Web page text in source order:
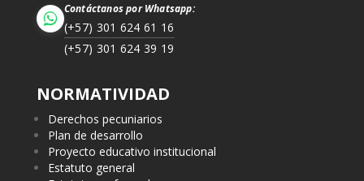
Contáctanos por Whatsapp:
(+57) 301 624 61 16
(+57) 301 624 39 19
NORMATIVIDAD
Derechos pecuniarios
Plan de desarrollo
Proyecto educativo institucional
Estatuto general